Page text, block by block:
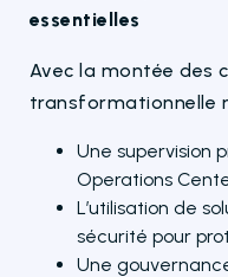
essentielles
Avec la montée des
transformationnelle
Une supervision
Operations
L’utilisation de
sécurité pour
Une